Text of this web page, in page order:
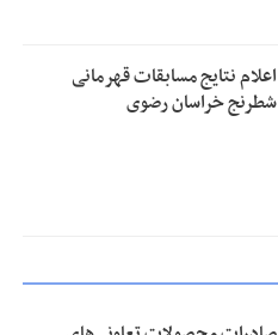
اعلام نتایج مسابقات قهرمانی
شطرنج خراسان رضوی